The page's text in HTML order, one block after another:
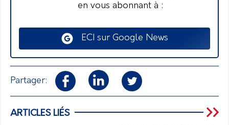
en vous abonnant à :
ECI sur Google News
Partager:
ARTICLES LIÉS